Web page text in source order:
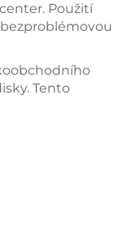
Použití
Tento